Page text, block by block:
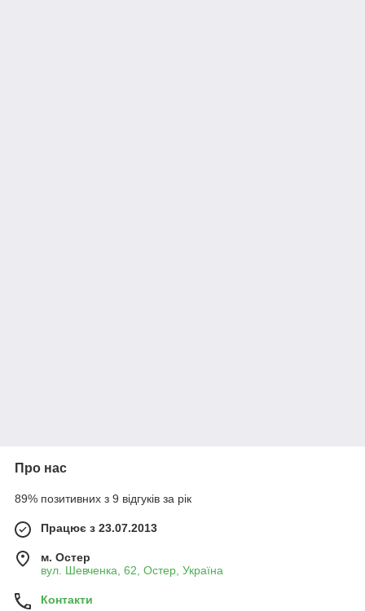
Про нас
89% позитивних з 9 відгуків за рік
Працює з 23.07.2013
м. Остер
вул. Шевченка, 62, Остер, Україна
Контакти